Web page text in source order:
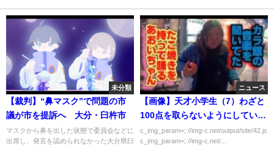
未分類
【裁判】“鼻マスク”で問題の市
議が市を提訴へ 大分・臼杵市
マスクから鼻を出した状態で委員会などに
出席し、発言を認められなかった大分県臼
ニュース
【画像】天才小学生（7）わざと
100点を取らないようにしてい
た…
c_img_param=; //img-c.net/output/site/42.js
c_img_param=; //img-c.net/...